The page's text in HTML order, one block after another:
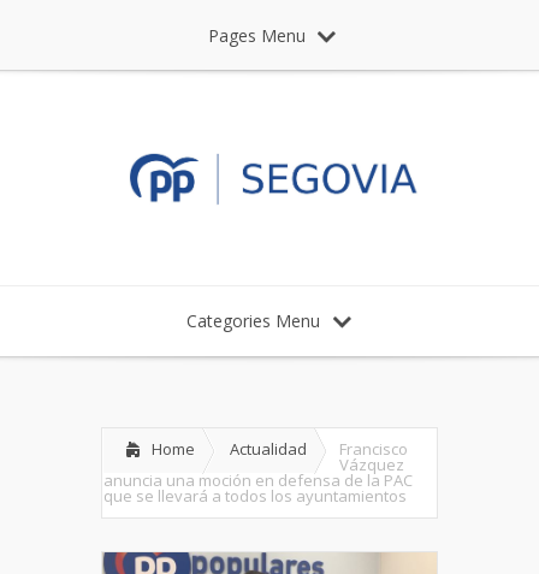
Pages Menu
Categories Menu
Home Actualidad Francisco
Vázquez
anuncia una moción en defensa de la PAC
que se llevará a todos los ayuntamientos